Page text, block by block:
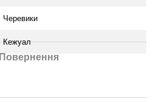
Черевики
Кежуал
Повернення